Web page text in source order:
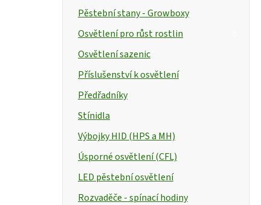
Pěstební stany - Growboxy
Osvětlení pro růst rostlin
Osvětlení sazenic
Příslušenství k osvětlení
Předřadníky
Stínidla
Výbojky HID (HPS a MH)
Úsporné osvětlení (CFL)
LED pěstební osvětlení
Rozvaděče - spínací hodiny